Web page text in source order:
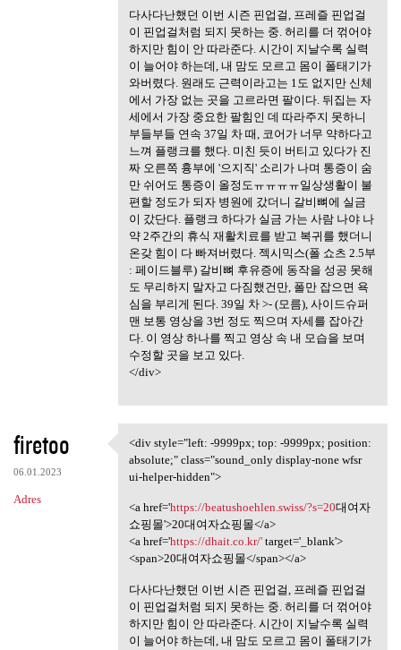
다사다난했던 이번 시즌 핀업걸, 프레즐 핀업걸
이 핀업걸처럼 되지 못하는 중. 허리를 더 꺾어야
하지만 힘이 안 따라준다. 시간이 지날수록 실력
이 늘어야 하는데, 내 맘도 모르고 몸이 폴태기가
와버렸다. 원래도 근력이라고는 1도 없지만 신체
에서 가장 없는 곳을 고르라면 팔이다. 뒤집는 자
세에서 가장 중요한 팔힘인 데 따라주지 못하니
부들부들 연속 37일 차 때, 코어가 너무 약하다고
느껴 플랭크를 했다. 미친 듯이 버티고 있다가 진
짜 오른쪽 흉부에 '으지직' 소리가 나며 통증이 숨
만 쉬어도 통증이 올정도ㅠㅠㅠㅠ일상생활이 불
편할 정도가 되자 병원에 갔더니 갈비뼈에 실금
이 갔단다. 플랭크 하다가 실금 가는 사람 나야 나
약 2주간의 휴식 재활치료를 받고 복귀를 했더니
온갖 힘이 다 빠져버렸다. 젝시믹스(폴 쇼츠 2.5부
: 페이드블루) 갈비뼈 후유증에 동작을 성공 못해
도 무리하지 말자고 다짐했건만, 폴만 잡으면 욕
심을 부리게 된다. 39일 차 >- (모름), 사이드슈퍼
맨 보통 영상을 3번 정도 찍으며 자세를 잡아간
다. 이 영상 하나를 찍고 영상 속 내 모습을 보며
수정할 곳을 보고 있다.
</div>
firetoo
06.01.2023
Adres
<div style="left: -9999px;
<div style="left: -9999px; top: -9999px; position:
absolute;" class="sound_only display-none wfsr
ui-helper-hidden">
<a href='https://beatushoehlen.swiss/?s=20대여자
쇼핑몰'>20대여자쇼핑몰</a>
<a href='https://dhait.co.kr/'target='_blank'>
<span>20대여자쇼핑몰</span></a>
다사다난했던 이번 시즌 핀업걸, 프레즐 핀업걸
이 핀업걸처럼 되지 못하는 중. 허리를 더 꺾어야
하지만 힘이 안 따라준다. 시간이 지날수록 실력
이 늘어야 하는데, 내 맘도 모르고 몸이 폴태기가